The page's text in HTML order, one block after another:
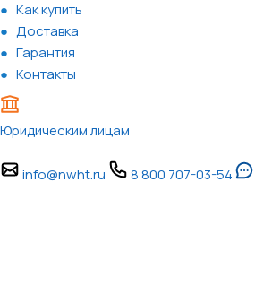
Как купить
Доставка
Гарантия
Контакты
Юридическим лицам
info@nwht.ru 8 800 707-03-54